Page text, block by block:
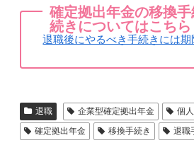
確定拠出年金の移換
続きについてはこちら
退職後にやるべき手続きには期
退職 企業型確定拠出年金
個
確定拠出年金
移換手続き 退職